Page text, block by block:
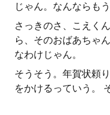
じゃん。なんならも
さっきのさ、こえく
ら、そのおばあちゃ
なわけじゃん。
そうそう。年賀状頼
をかけるっていう。